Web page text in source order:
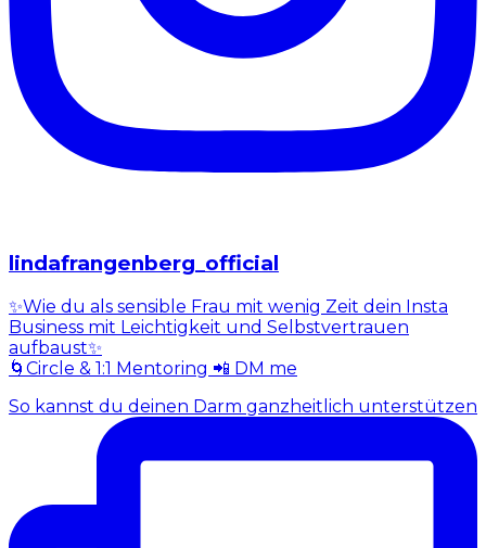
lindafrangenberg_official
✨Wie du als sensible Frau mit wenig Zeit dein Insta
Business mit Leichtigkeit und Selbstvertrauen
aufbaust✨
🌀Circle & 1:1 Mentoring 📲 DM me
So kannst du deinen Darm ganzheitlich unterstützen